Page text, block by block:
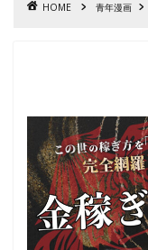
HOME 青年漫画